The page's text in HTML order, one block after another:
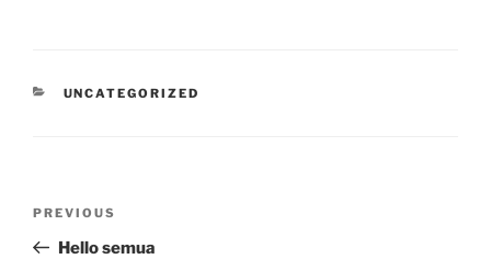
CATEGORIES
UNCATEGORIZED
Previous
Post
PREVIOUS
Hello semua